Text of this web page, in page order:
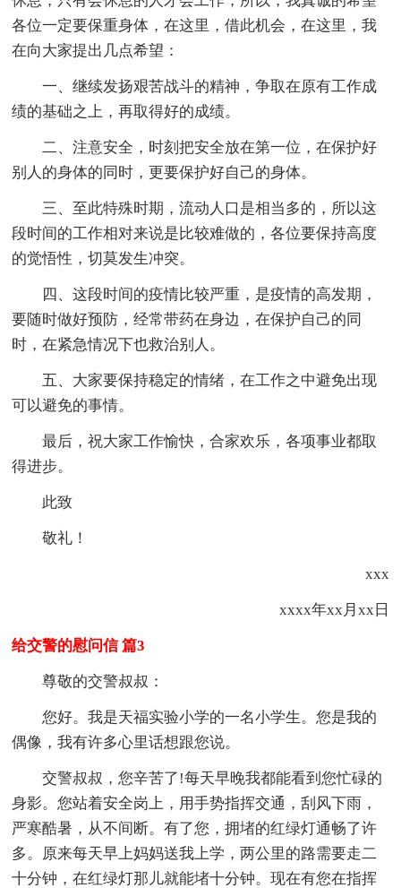
各位一定要保重身体，在这里，借此机会，在这里，我
在向大家提出几点希望：
一、继续发扬艰苦战斗的精神，争取在原有工作成
绩的基础之上，再取得好的成绩。
二、注意安全，时刻把安全放在第一位，在保护好
别人的身体的同时，更要保护好自己的身体。
三、至此特殊时期，流动人口是相当多的，所以这
段时间的工作相对来说是比较难做的，各位要保持高度
的觉悟性，切莫发生冲突。
四、这段时间的疫情比较严重，是疫情的高发期，
要随时做好预防，经常带药在身边，在保护自己的同
时，在紧急情况下也救治别人。
五、大家要保持稳定的情绪，在工作之中避免出现
可以避免的事情。
最后，祝大家工作愉快，合家欢乐，各项事业都取
得进步。
此致
敬礼！
xxx
xxxx年xx月xx日
给交警的慰问信 篇3
尊敬的交警叔叔：
您好。我是天福实验小学的一名小学生。您是我的
偶像，我有许多心里话想跟您说。
交警叔叔，您辛苦了!每天早晚我都能看到您忙碌的
身影。您站着安全岗上，用手势指挥交通，刮风下雨，
严寒酷暑，从不间断。有了您，拥堵的红绿灯通畅了许
多。原来每天早上妈妈送我上学，两公里的路需要走二
十分钟，在红绿灯那儿就能堵十分钟。现在有您在指挥